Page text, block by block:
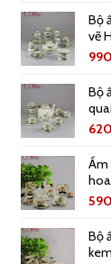
Bộ
vẽ
Bộ
Ấm
Bộ